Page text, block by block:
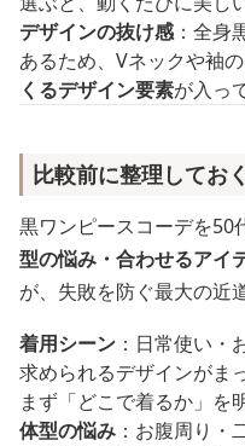
デザインの抜け感：全身
あるため、Vネックや袖
くるデザイン要素が入っ
比較前に整理してお
黒ワンピースコーデを50
型の悩み・合わせるアイ
が、失敗を防ぐ最大の近
着用シーン ：日常使い・
求められるデザインがま
まず「どこで着るか」を
体型の悩み ：お腹周り・